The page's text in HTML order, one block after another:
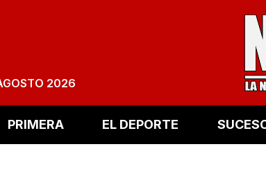
2026
PRIMERA EL DEPORTE